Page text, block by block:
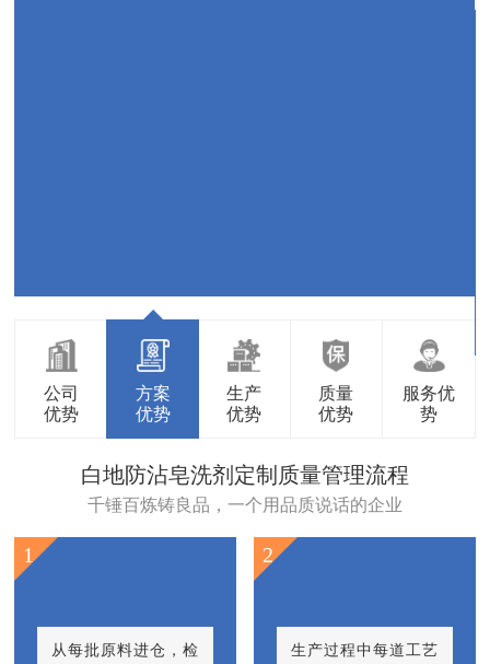
公司
优势
方案
优势
生产
优势
质量
优势
服务优
势
白地防沾皂洗剂定制质量管理流程
千锤百炼铸良品，一个用品质说话的企业
从每批原料进仓，检
1
生产过程中每道工艺
2